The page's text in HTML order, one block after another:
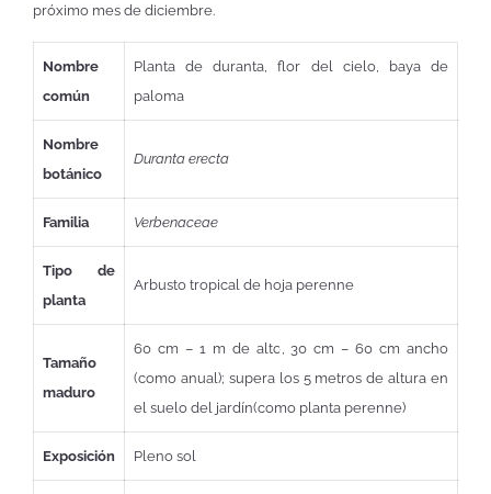
próximo mes de diciembre.
Nombre
común
Planta de duranta, flor del cielo, baya de
paloma
Nombre
botánico
Duranta erecta
Familia Verbenaceae
Tipo de
planta
Arbusto tropical de hoja perenne
Tamaño
maduro
60 cm – 1 m de alto, 30 cm – 60 cm ancho
(como anual); supera los 5 metros de altura en
el suelo del jardín(como planta perenne)
Exposición Pleno sol